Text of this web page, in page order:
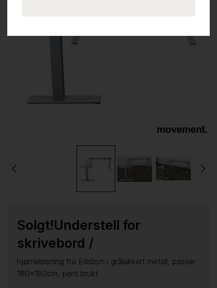
Solgt!Understell for
skrivebord /
hjørneløsning fra Edsbyn i grålakkert metall, passer
180x180cm, pent brukt